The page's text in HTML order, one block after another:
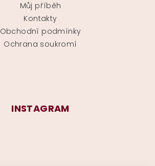
Můj příběh
Kontakty
Obchodní podmínky
Ochrana soukromí
INSTAGRAM